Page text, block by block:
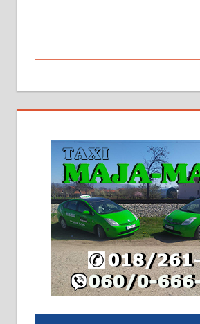
МАЛИ ОГЛАСИ
На продају кућа у
2х150м2, две гараже,
грејање на гас и
адресе. 063/71-74-023
Издајем комплетно
халу на Житковачком
плацу површине око
064/321-80-51; 063/102-35-
На продају